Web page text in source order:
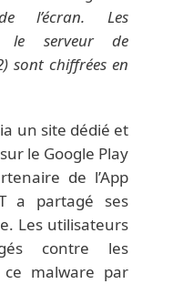
l’écran. Les
le serveur de
sont chiffrées en
un site dédié et
le Google Play
de l’App
a partagé ses
Les utilisateurs
contre les
malware par